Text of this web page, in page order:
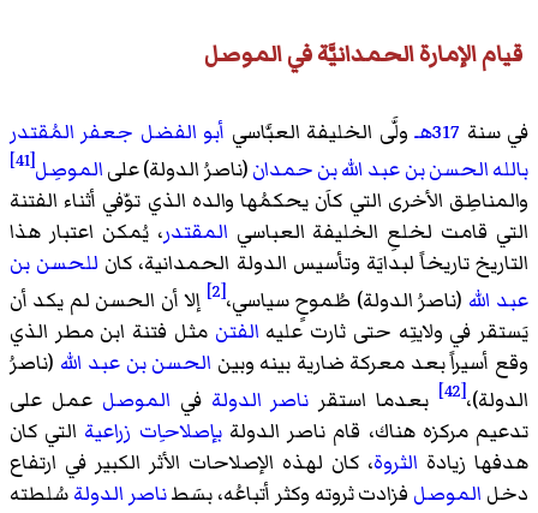
قيام الإمارة الحمدانيَّة في الموصل
في سنة 317هـ ولَّى الخليفة العبَّاسي أبو الفضل جعفر المُقتدر
باللهالحسن بن عبد الله بن حمدان(ناصرُ الدولة) علىالموصِل[41]
والمناطِق الأخرى التي كاَن يحكمُها والده الذي توّفي أثناء الفتنة
التي قامت لخلعِ الخليفة العباسي المقتدر، يُمكن اعتبار هذا
التاريخ تاريخاً لبدايَة وتأسيس الدولة الحمدانية، كان للحسن بن
عبد الله (ناصرُ الدولة) طُموحٍ سياسي،[2]
إلا أن الحسن لم يكد أن
يَستقر في ولايتِه حتى ثارت عليه الفتن مثل فتنة ابن مطر الذي
وقع أسيراً بعد معركة ضارية بينه وبين الحسن بن عبد الله (ناصرُ
الدولة)،[42] بعدما استقر ناصر الدولة في الموصل عمل على
تدعيم مركزه هناك، قام ناصر الدولةبإصلاحاِت زراعية التي كان
هدفها زيادة الثروة، كان لهذه الإصلاحات الأثر الكبير في ارتفاع
دخل الموصل فزادت ثروته وكثر أتباعُه، بسَطناصر الدولةسُلطته